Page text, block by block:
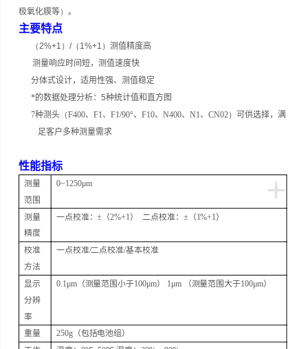
极氧化膜等）。
主要特点
（2%+1）/（1%+1）测值精度高
测量响应时间短，测值速度快
分体式设计，适用性强、测值稳定
*的数据处理分析：5种统计值和直方图
7种测头 （F400、F1、F1/90°、F10、N400、N1、CN02）
可供选择，满
足客户多种测量需求
性能指标
+
测量
范围
0~1250μm
测量
精度
一点校准：± （2%+1） 二点校准：± （1%+1）
校准
方法
一点校准/二点校准/基本校准
显示
分辨
率
0.1μm （测量范围小于100μm） 1μm （测量范围大于100μm）
重量 250g （包括电池组）